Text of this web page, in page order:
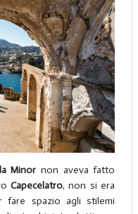
Minor non aveva fatto
Capecelatro, non si era
fare spazio agli stilemi